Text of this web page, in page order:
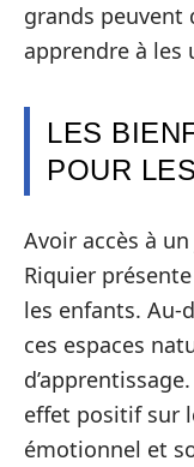
grands peuvent
apprendre à les
LES
POUR
Avoir accès à
Riquier
les enfants. Au-
ces espaces
d’apprentissage.
effet positif sur
émotionnel et